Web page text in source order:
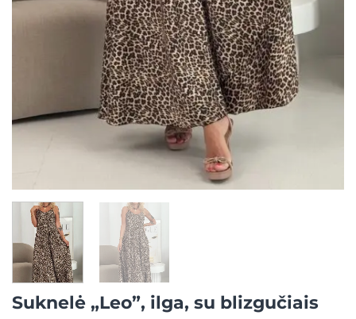
Suknelė „Leo”, ilga, su blizgučiais